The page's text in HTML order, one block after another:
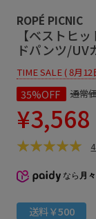
ROPÉ PICNIC
【ベストヒ
ドパンツ/UV
TIME SALE ( 8月12
35%OFF 通常
¥3,568
なら 月
送料￥500